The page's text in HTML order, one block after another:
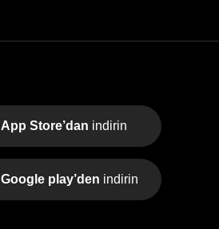
App Store’dan indirin
Google play’den indirin